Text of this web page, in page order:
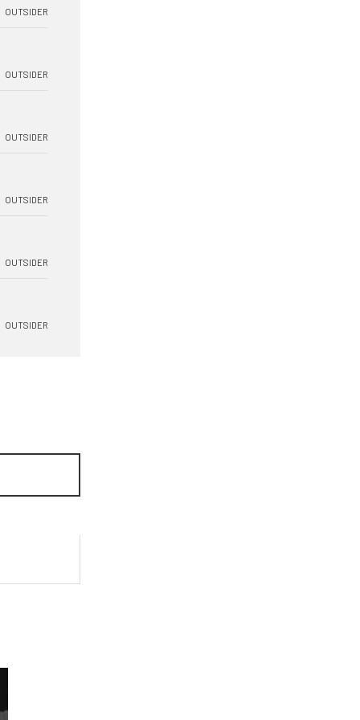
OUTSIDER
OUTSIDER
OUTSIDER
OUTSIDER
OUTSIDER
OUTSIDER